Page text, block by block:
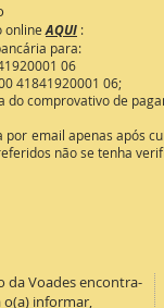
online AQUI :
para:
06
41841920001 06;
do comprovativo de
por email apenas após
não se tenha
da Voades encontra-
o(a) informar,